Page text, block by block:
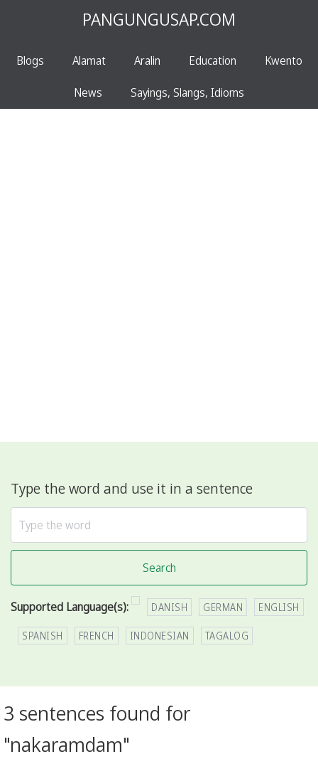
PANGUNGUSAP.COM
Blogs Alamat Aralin Education Kwento
News Sayings, Slangs, Idioms
Type the word and use it in a sentence
Search
Supported Language(s): DANISH GERMAN ENGLISH
SPANISH FRENCH INDONESIAN TAGALOG
3 sentences found for
"nakaramdam"